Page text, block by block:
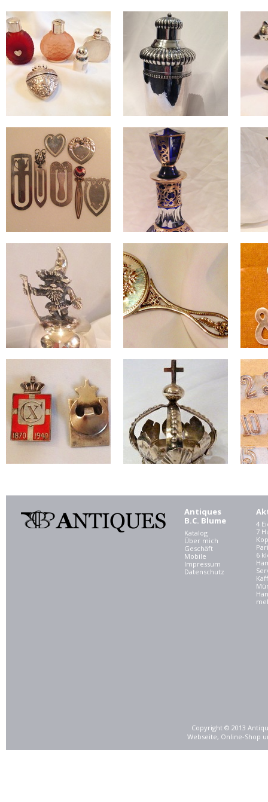
Antiques
B.C. Blume
Katalog
Über mich
Geschäft
Mobile
Impressum
Datenschutz
4
7
6
Copyright © 2013
Webseite, Online-Shop